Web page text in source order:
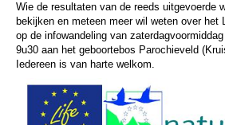
Wie de resultaten van de reeds uitgevoerde
bekijken en meteen meer wil weten over het
op de infowandeling van
9u30 aan het geboortebos Parochieveld
Iedereen is van harte welkom.